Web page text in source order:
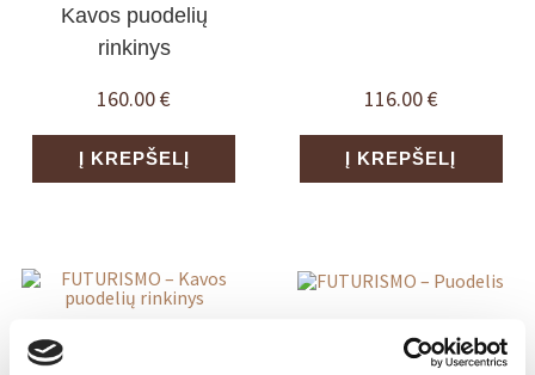
Kavos puodelių
rinkinys
160.00€
Į KREPŠELĮ
116.00€
Į KREPŠELĮ
FUTURISMO – Kavos
Puodelis